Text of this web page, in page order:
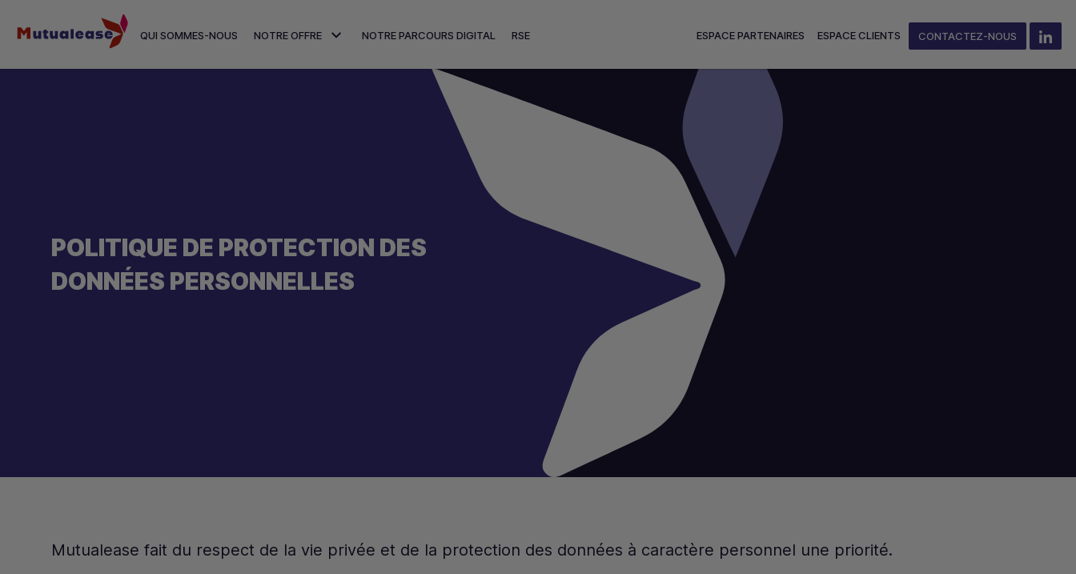
QUI SOMMES-NOUS NOTRE OFFRE NOTRE PARCOURS DIGITAL RSE ESPACE PARTENAIRES ESPACE CLIENTS CONTACTEZ-NOUS
POLITIQUE DE PROTECTION DES
DONNÉES PERSONNELLES
Mutualease fait du respect de la vie privée et de la protection des données à caractère personnel une priorité.